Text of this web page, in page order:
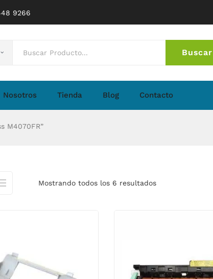
9266
Buscar
Nosotros Tienda Blog Contacto
M4070FR”
Mostrando todos los 6 resultados